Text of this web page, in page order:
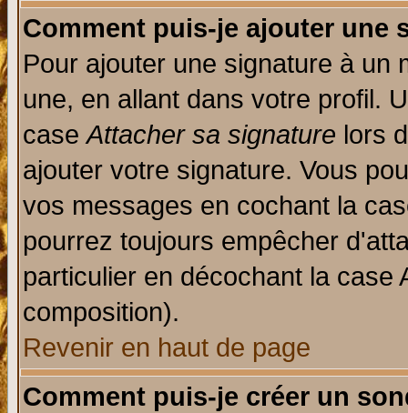
Comment puis-je ajouter une
Pour ajouter une signature à un
une, en allant dans votre profil.
caseAttacher sa signature lors
ajouter votre signature. Vous
vos messages en cochant la
pourrez toujours empêcher
particulier en décochant la
composition).
Revenir en haut de page
Comment puis-je créer un